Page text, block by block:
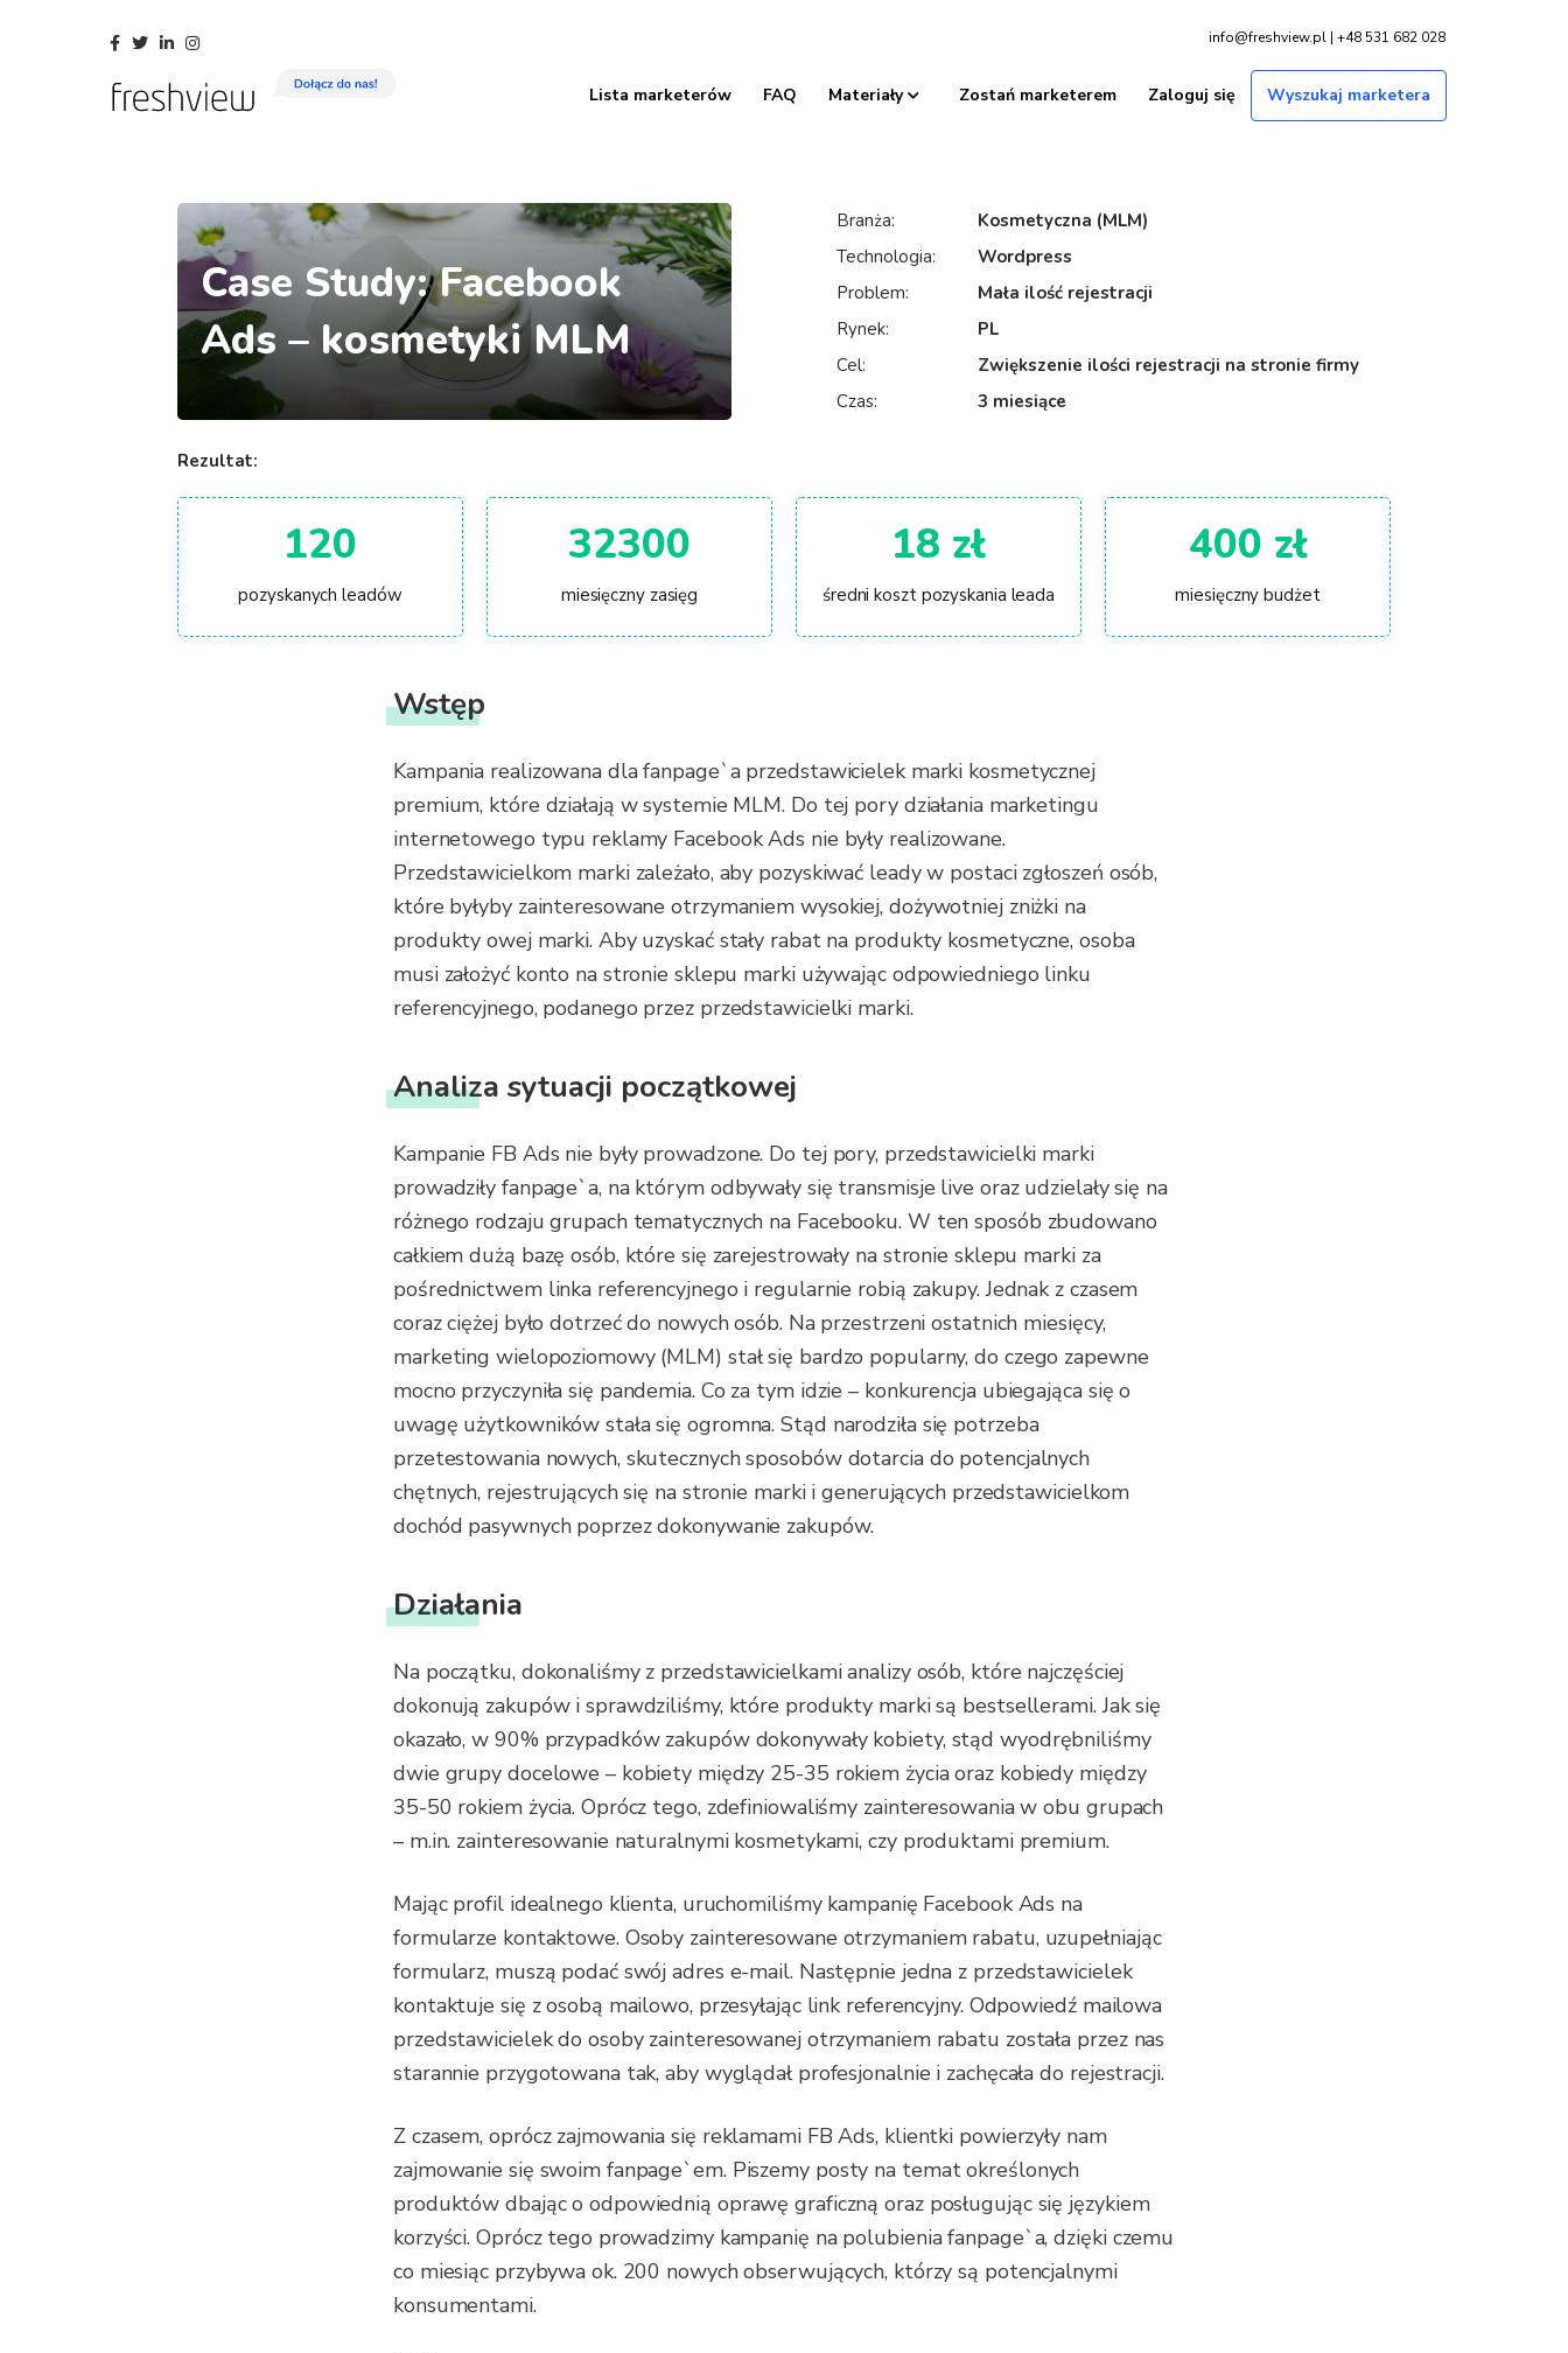
Facebook
TwitterLinkedinInstagram info@freshview.pl | +48 531 682 028
Lista marketerów FAQ Materiały Zostań marketerem Zaloguj się Wyszukaj marketera
Case Study: Facebook
Ads – kosmetyki MLM
Branża:
Technologia:
Problem:
Rynek:
Cel:
Czas:
Kosmetyczna (MLM)
Wordpress
Mała ilość rejestracji
PL
Zwiększenie ilości rejestracji na stronie firmy
3 miesiące
Rezultat:
120
pozyskanych leadów
32300
miesięczny zasięg
18 zł
średni koszt pozyskania leada
400 zł
miesięczny budżet
Wstęp
Kampania realizowana dla fanpage`a przedstawicielek marki kosmetycznej
premium, które działają w systemie MLM. Do tej pory działania marketingu
internetowego typu reklamy Facebook Ads nie były realizowane.
Przedstawicielkom marki zależało, aby pozyskiwać leady w postaci zgłoszeń osób,
które byłyby zainteresowane otrzymaniem wysokiej, dożywotniej zniżki na
produkty owej marki. Aby uzyskać stały rabat na produkty kosmetyczne, osoba
musi założyć konto na stronie sklepu marki używając odpowiedniego linku
referencyjnego, podanego przez przedstawicielki marki.
Analiza sytuacji początkowej
Kampanie FB Ads nie były prowadzone. Do tej pory, przedstawicielki marki
prowadziły fanpage`a, na którym odbywały się transmisje live oraz udzielały się na
różnego rodzaju grupach tematycznych na Facebooku. W ten sposób zbudowano
całkiem dużą bazę osób, które się zarejestrowały na stronie sklepu marki za
pośrednictwem linka referencyjnego i regularnie robią zakupy. Jednak z czasem
coraz ciężej było dotrzeć do nowych osób. Na przestrzeni ostatnich miesięcy,
marketing wielopoziomowy (MLM) stał się bardzo popularny, do czego zapewne
mocno przyczyniła się pandemia. Co za tym idzie – konkurencja ubiegająca się o
uwagę użytkowników stała się ogromna. Stąd narodziła się potrzeba
przetestowania nowych, skutecznych sposobów dotarcia do potencjalnych
chętnych, rejestrujących się na stronie marki i generujących przedstawicielkom
dochód pasywnych poprzez dokonywanie zakupów.
Działania
Na początku, dokonaliśmy z przedstawicielkami analizy osób, które najczęściej
dokonują zakupów i sprawdziliśmy, które produkty marki są bestsellerami. Jak się
okazało, w 90% przypadków zakupów dokonywały kobiety, stąd wyodrębniliśmy
dwie grupy docelowe – kobiety między 25-35 rokiem życia oraz kobiedy między
35-50 rokiem życia. Oprócz tego, zdefiniowaliśmy zainteresowania w obu grupach
– m.in. zainteresowanie naturalnymi kosmetykami, czy produktami premium.
Mając profil idealnego klienta, uruchomiliśmy kampanię Facebook Ads na
formularze kontaktowe. Osoby zainteresowane otrzymaniem rabatu, uzupełniając
formularz, muszą podać swój adres e-mail. Następnie jedna z przedstawicielek
kontaktuje się z osobą mailowo, przesyłając link referencyjny. Odpowiedź mailowa
przedstawicielek do osoby zainteresowanej otrzymaniem rabatu została przez nas
starannie przygotowana tak, aby wyglądał profesjonalnie i zachęcała do rejestracji.
Z czasem, oprócz zajmowania się reklamami FB Ads, klientki powierzyły nam
zajmowanie się swoim fanpage`em. Piszemy posty na temat określonych
produktów dbając o odpowiednią oprawę graficzną oraz posługując się językiem
korzyści. Oprócz tego prowadzimy kampanię na polubienia fanpage`a, dzięki czemu
co miesiąc przybywa ok. 200 nowych obserwujących, którzy są potencjalnymi
konsumentami.